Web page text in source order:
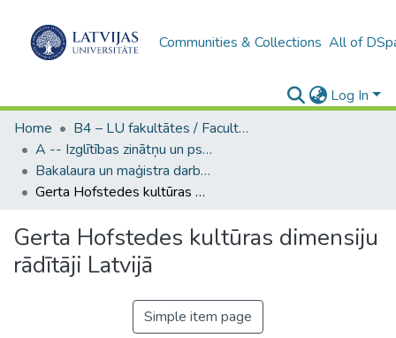
Communities & Collections All of
Log In
Home
B4 – LU fakultātes / Faculties of the UL
A -- Izglītības zinātņu un psiholoģijas fakultāte / Faculty of Education Sciences and Psychology
Bakalaura un maģistra darbi (PPMF) / Bachelor's and Master's theses
Gerta Hofstedes kultūras dimensiju rādītāji Latvijā
Gerta Hofstedes kultūras dimensiju
rādītāji Latvijā
Simple item page